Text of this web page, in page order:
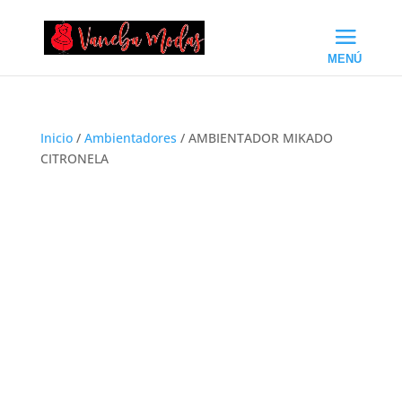
Inicio/ Ambientadores / AMBIENTADOR MIKADO
CITRONELA